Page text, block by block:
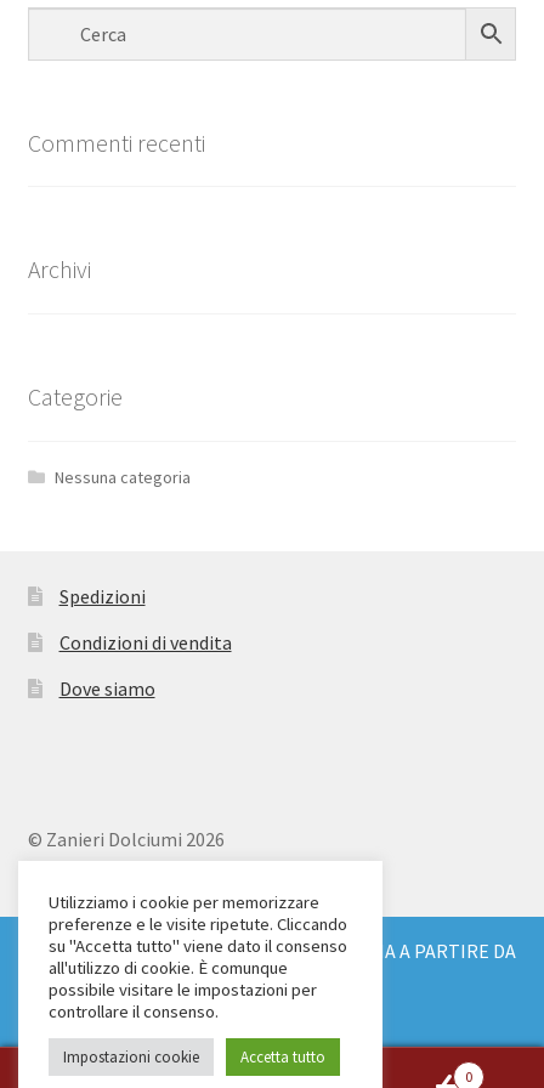
SPEDIZIONE GRATUITA IN TUTTA ITALIA A PARTIRE DA
€ 150
Ignora
Commenti recenti
Archivi
Categorie
Nessuna categoria
Spedizioni
Condizioni di vendita
Dove siamo
© Zanieri Dolciumi 2026
Via Alfieri 18
Scandicci (FI)
Tel. 055 2571707
C.F. e P.IVA: 04904430487
0
Utilizziamo i cookie per memorizzare
preferenze e le visite ripetute. Cliccando
su "Accetta tutto" viene dato il consenso
all'utilizzo di cookie. È comunque
possibile visitare le impostazioni per
controllare il consenso.
Impostazioni cookie Accetta tutto